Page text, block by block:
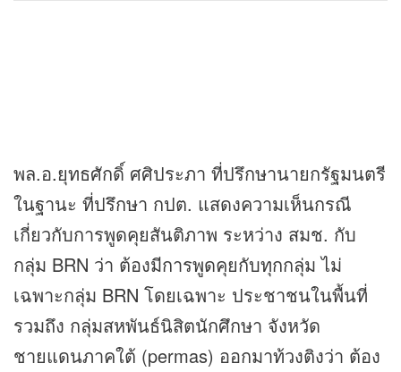
พล.อ.ยุทธศักดิ์ ศศิประภา ที่ปรึกษานายกรัฐมนตรี
ในฐานะ ที่ปรึกษา กปต. แสดงความเห็นกรณี
เกี่ยวกับการพูดคุยสันติภาพ ระหว่าง สมช. กับ
กลุ่ม BRN ว่า ต้องมีการพูดคุยกับทุกกลุ่ม ไม่
เฉพาะกลุ่ม BRN โดยเฉพาะ ประชาชนในพื้นที่
รวมถึง กลุ่มสหพันธ์นิสิตนักศึกษา จังหวัด
ชายแดนภาคใต้ (permas) ออกมาท้วงติงว่า ต้อง